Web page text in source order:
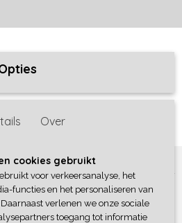
/ vesten>4President
Over
cookies gebruikt
voor verkeersanalyse, het
functies en het personaliseren van
verlenen we onze sociale
toegang tot informatie